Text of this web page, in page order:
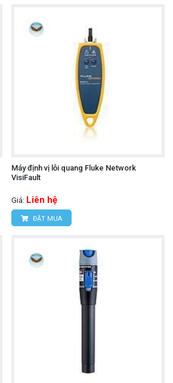
Máy định vị lỗi quang Fluke Network
VisiFault
Giá: Liên hệ
ĐẶT MUA